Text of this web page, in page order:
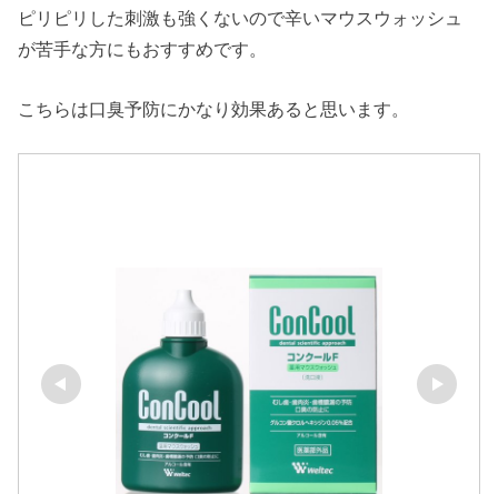
ピリピリした刺激も強くないので辛いマウスウォッシュ
が苦手な方にもおすすめです。
こちらは口臭予防にかなり効果あると思います。